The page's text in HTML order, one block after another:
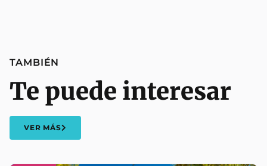
TAMBIÉN
Te puede interesar
VER MÁS